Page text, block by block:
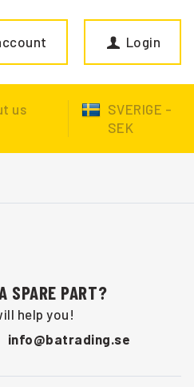
Login
us
SVERIGE -
SEK
SPARE PART?
help you!
info@batrading.se